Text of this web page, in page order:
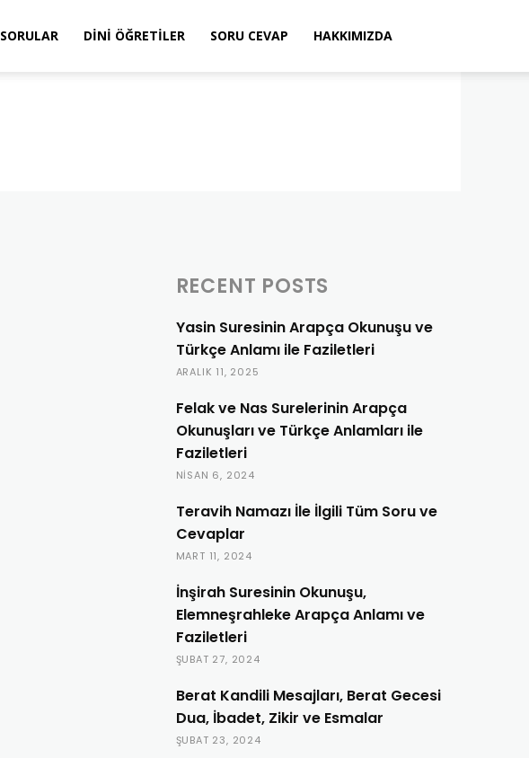
DINI ÖĞRETILER SORU CEVAP HAKKIMIZDA
RECENT POSTS
Yasin Suresinin Arapça Okunuşu ve
Türkçe Anlamı ile Faziletleri
ARALIK 11, 2025
Felak ve Nas Surelerinin Arapça
Okunuşları ve Türkçe Anlamları ile
Faziletleri
NISAN 6, 2024
Teravih Namazı İle İlgili Tüm Soru ve
Cevaplar
MART 11, 2024
İnşirah Suresinin Okunuşu,
Elemneşrahleke Arapça Anlamı ve
Faziletleri
ŞUBAT 27, 2024
Berat Kandili Mesajları, Berat Gecesi
Dua, İbadet, Zikir ve Esmalar
ŞUBAT 23, 2024